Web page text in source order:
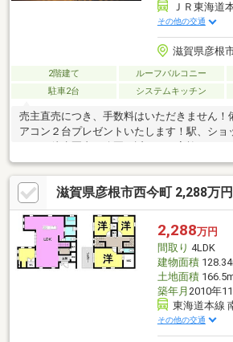
ＪＲ東海道
その他の交通
滋賀県彦根
2階建て ルーフバルコニー
駐車2台
システムキッチン
売主直売につき、手数料はいただきません！
アコン２台プレゼントいたします！駅、ショ
が営めます。□JR南彦根駅まで徒歩19～20分
まで徒歩17分□分譲地内に公園があり安心安
で徒歩14分□駐車スペース3台26帖超えの広々
広さの中庭が臨め、外からの視線はシャット
大きく吹き抜けており、2階ホールは開放感
抜群です。
滋賀県彦根市西今町 2,288万
2,288万円
間取り 4LDK
建物面積
土地面積
築年月 2010年
東海道本線
その他の交通